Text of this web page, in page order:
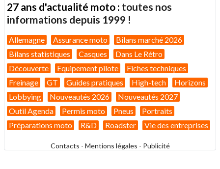
27 ans d'actualité moto : toutes nos
informations depuis 1999 !
Allemagne Assurance moto
Bilans marché 2026
Bilans statistiques
Casques
Dans Le Rétro
Découverte
Equipement pilote
Fiches techniques
Freinage
GT Guides pratiques High-tech
Horizons
Lobbying
Nouveautés 2026
Nouveautés 2027
Outil Agenda
Permis moto Pneus
Portraits
Préparations moto
R&D Roadster Vie des entreprises
Contacts - Mentions légales - Publicité